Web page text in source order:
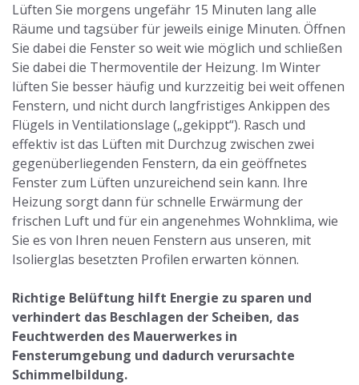
Lüften Sie morgens ungefähr 15 Minuten lang alle
Räume und tagsüber für jeweils einige Minuten. Öffnen
Sie dabei die Fenster so weit wie möglich und schließen
Sie dabei die Thermoventile der Heizung. Im Winter
lüften Sie besser häufig und kurzzeitig bei weit offenen
Fenstern, und nicht durch langfristiges Ankippen des
Flügels in Ventilationslage („gekippt“). Rasch und
effektiv ist das Lüften mit Durchzug zwischen zwei
gegenüberliegenden Fenstern, da ein geöffnetes
Fenster zum Lüften unzureichend sein kann. Ihre
Heizung sorgt dann für schnelle Erwärmung der
frischen Luft und für ein angenehmes Wohnklima, wie
Sie es von Ihren neuen Fenstern aus unseren, mit
Isolierglas besetzten Profilen erwarten können.
Richtige Belüftung hilft Energie zu sparen und
verhindert das Beschlagen der Scheiben, das
Feuchtwerden des Mauerwerkes in
Fensterumgebung und dadurch verursachte
Schimmelbildung.